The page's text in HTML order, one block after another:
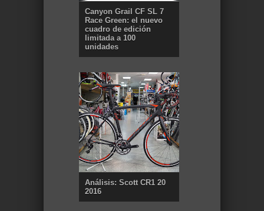
Canyon Grail CF SL 7
Race Green: el nuevo
cuadro de edición
limitada a 100
unidades
Análisis: Scott CR1 20
2016